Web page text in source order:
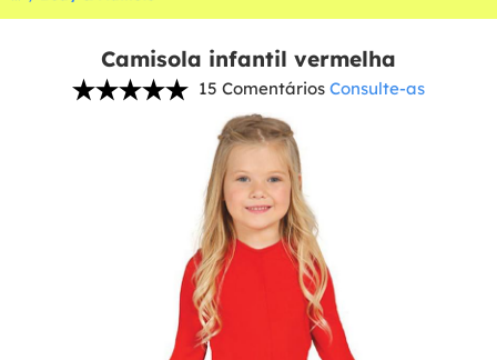
Camisola infantil vermelha
15 Comentários Consulte-as